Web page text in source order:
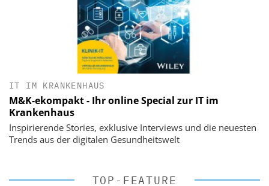
IT IM KRANKENHAUS
M&K-ekompakt - Ihr online Special zur IT im
Krankenhaus
Inspirierende Stories, exklusive Interviews und die neuesten
Trends aus der digitalen Gesundheitswelt
TOP-FEATURE